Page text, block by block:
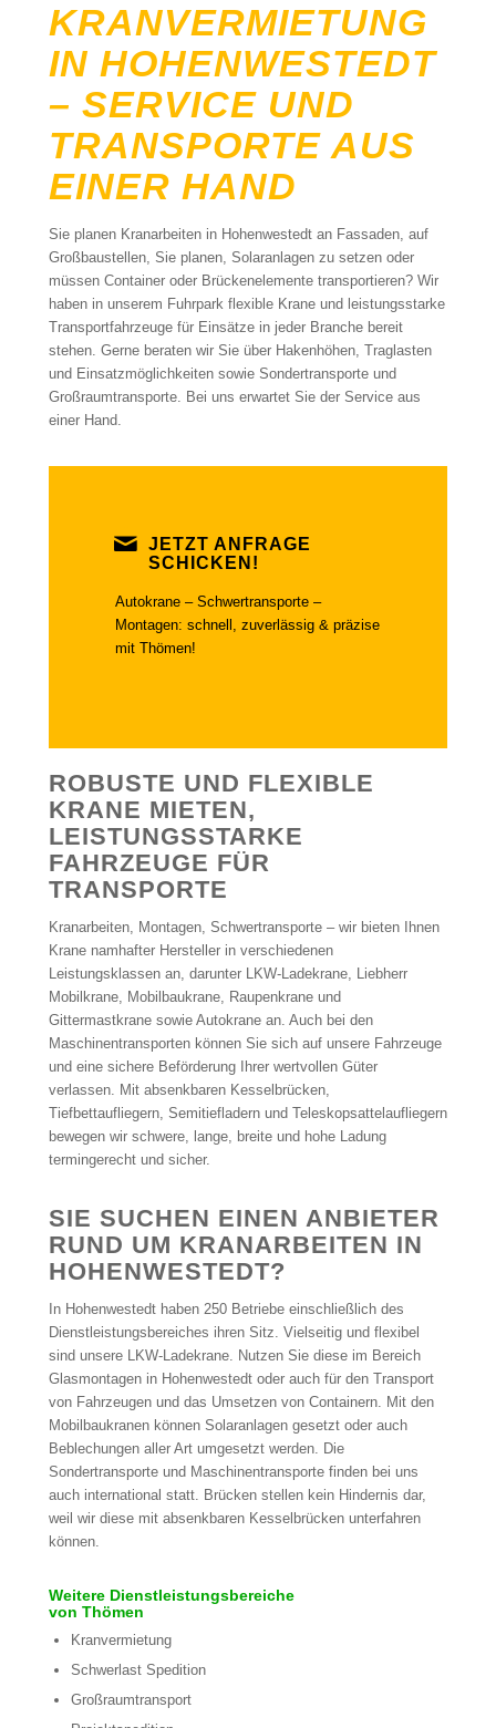
KRANVERMIETUNG
IN HOHENWESTEDT
– SERVICE UND
TRANSPORTE AUS
EINER HAND
Sie planen Kranarbeiten in Hohenwestedt an Fassaden, auf
Großbaustellen, Sie planen, Solaranlagen zu setzen oder
müssen Container oder Brückenelemente transportieren? Wir
haben in unserem Fuhrpark flexible Krane und leistungsstarke
Transportfahrzeuge für Einsätze in jeder Branche bereit
stehen. Gerne beraten wir Sie über Hakenhöhen, Traglasten
und Einsatzmöglichkeiten sowie Sondertransporte und
Großraumtransporte. Bei uns erwartet Sie der Service aus
einer Hand.
JETZT ANFRAGE
SCHICKEN!
Autokrane – Schwertransporte –
Montagen: schnell, zuverlässig & präzise
mit Thömen!
ROBUSTE UND FLEXIBLE
KRANE MIETEN,
LEISTUNGSSTARKE
FAHRZEUGE FÜR
TRANSPORTE
Kranarbeiten, Montagen, Schwertransporte – wir bieten Ihnen
Krane namhafter Hersteller in verschiedenen
Leistungsklassen an, darunter LKW-Ladekrane, Liebherr
Mobilkrane, Mobilbaukrane, Raupenkrane und
Gittermastkrane sowie Autokrane an. Auch bei den
Maschinentransporten können Sie sich auf unsere Fahrzeuge
und eine sichere Beförderung Ihrer wertvollen Güter
verlassen. Mit absenkbaren Kesselbrücken,
Tiefbettaufliegern, Semitiefladern und Teleskopsattelaufliegern
bewegen wir schwere, lange, breite und hohe Ladung
termingerecht und sicher.
SIE SUCHEN EINEN ANBIETER
RUND UM KRANARBEITEN IN
HOHENWESTEDT?
In Hohenwestedt haben 250 Betriebe einschließlich des
Dienstleistungsbereiches ihren Sitz. Vielseitig und flexibel
sind unsere LKW-Ladekrane. Nutzen Sie diese im Bereich
Glasmontagen in Hohenwestedt oder auch für den Transport
von Fahrzeugen und das Umsetzen von Containern. Mit den
Mobilbaukranen können Solaranlagen gesetzt oder auch
Beblechungen aller Art umgesetzt werden. Die
Sondertransporte und Maschinentransporte finden bei uns
auch international statt. Brücken stellen kein Hindernis dar,
weil wir diese mit absenkbaren Kesselbrücken unterfahren
können.
Weitere Dienstleistungsbereiche
von Thömen
Kranvermietung
Schwerlast Spedition
Großraumtransport